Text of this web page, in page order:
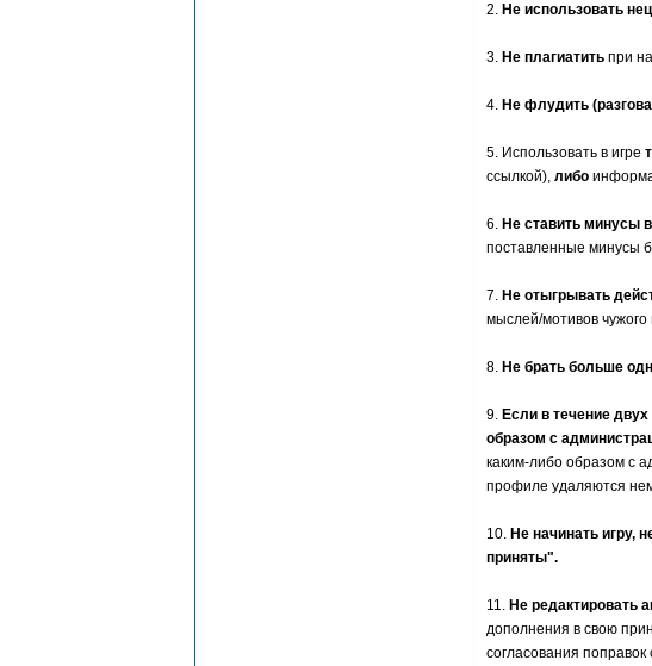
2. Не использовать
3. Не плагиатить при
4. Не флудить
5. Использовать в игре
ссылкой), либо
6. Не ставить минусы
поставленные минусы
7. Не отыгрывать
мыслей/мотивов
8. Не брать больше
9. Если в течение
образом с
каким-либо образом с
профиле удаляются
10. Не начинать игру,
приняты".
11. Не редактировать
дополнения в свою
согласования